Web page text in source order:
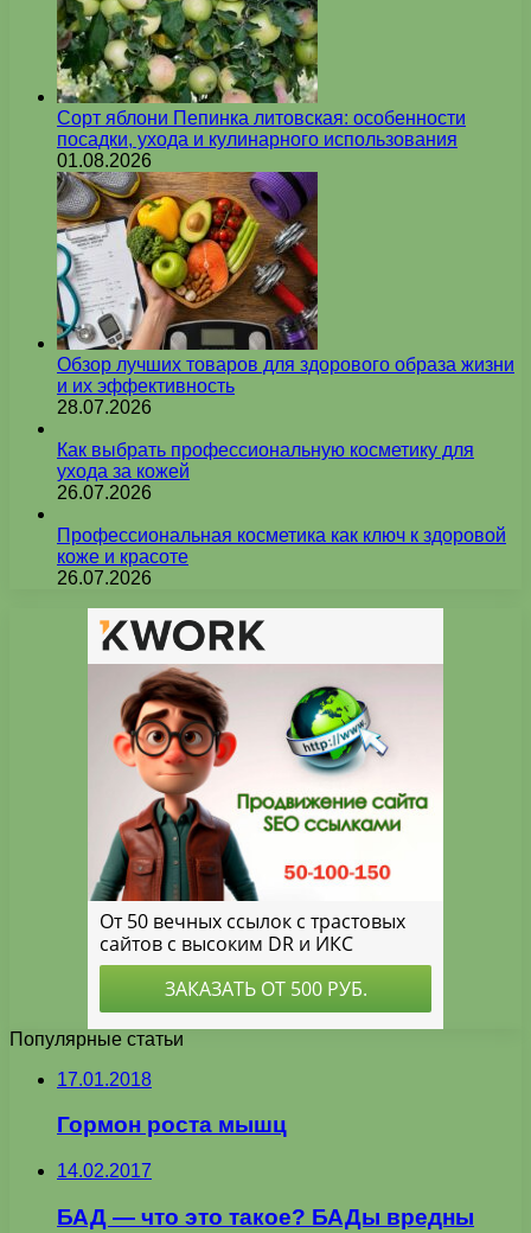
Сорт яблони Пепинка литовская: особенности
посадки, ухода и кулинарного использования
01.08.2026
Обзор лучших товаров для здорового образа жизни
и их эффективность
28.07.2026
Как выбрать профессиональную косметику для
ухода за кожей
26.07.2026
Профессиональная косметика как ключ к здоровой
коже и красоте
26.07.2026
Популярные статьи
17.01.2018
Гормон роста мышц
14.02.2017
БАД — что это такое? БАДы вредны